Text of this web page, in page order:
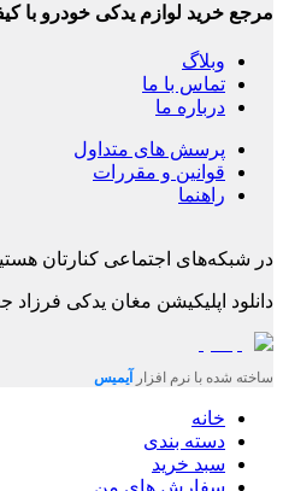
مرجع خرید لوازم یدکی خودرو با
وبلاگ
تماس با ما
درباره ما
پرسش های متداول
قوانین و مقررات
راهنما
در شبکه‌های اجتماعی کنارتان
دانلود اپلیکیشن مغان یدکی فرزاد
ساخته شده با نرم افزار آیمیس
خانه
دسته بندی
سبد خرید
سفارش های من